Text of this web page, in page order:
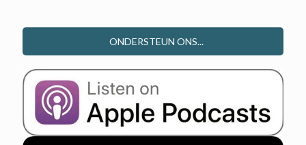
ONDERSTEUN ONS...